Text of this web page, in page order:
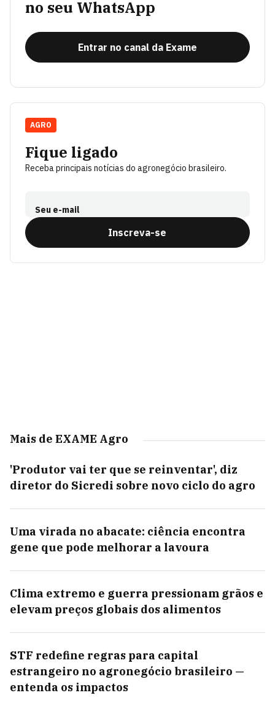
no seu WhatsApp
Entrar no canal da Exame
Fique ligado
Receba principais notícias do agronegócio brasileiro.
Seu e-mail
Inscreva-se
AGRO
Mais de EXAME Agro
'Produtor vai ter que se reinventar', diz
diretor do Sicredi sobre novo ciclo do agro
Uma virada no abacate: ciência encontra
gene que pode melhorar a lavoura
Clima extremo e guerra pressionam grãos e
elevam preços globais dos alimentos
STF redefine regras para capital
estrangeiro no agronegócio brasileiro —
entenda os impactos